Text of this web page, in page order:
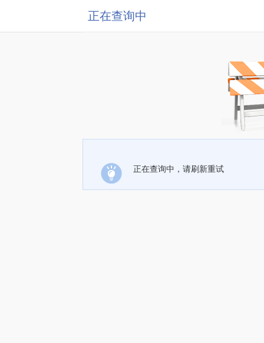
正在查询中
正在查询中，请刷新重试